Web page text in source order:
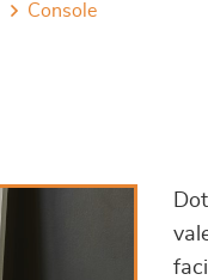
console